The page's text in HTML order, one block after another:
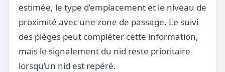
estimée, le type d’emplacement et le niveau de
proximité avec une zone de passage. Le suivi
des pièges peut compléter cette information,
mais le signalement du nid reste prioritaire
lorsqu’un nid est repéré.